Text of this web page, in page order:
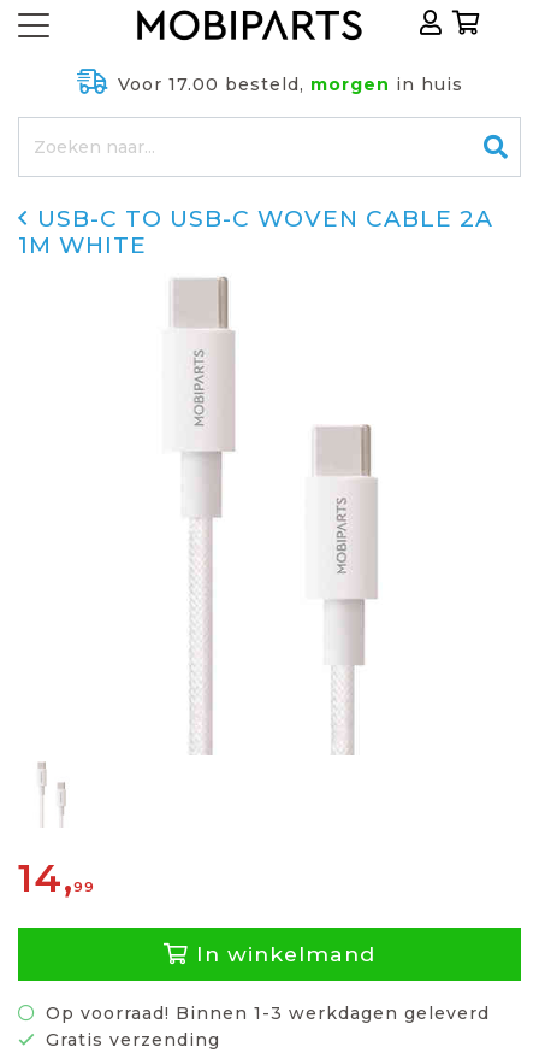
Voor 17.00 besteld, morgen in huis
USB-C TO USB-C WOVEN CABLE 2A
1M WHITE
14,99
In winkelmand
Op voorraad! Binnen 1-3 werkdagen geleverd
Gratis verzending